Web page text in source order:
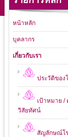
หน้าหลัก
บุคลากร
เกี่ยวกับเรา
ประวัติของ
เป้าหมาย
วิสัยทัศน์
สัญลักษณ์โร